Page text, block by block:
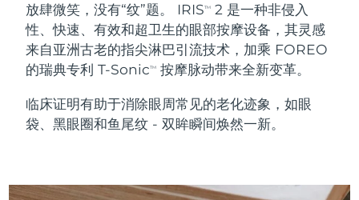
放肆微笑，没有“纹”题。 IRISTM
2 是一种非侵入
性、快速、有效和超卫生的眼部按摩设备，其灵感
来自亚洲古老的指尖淋巴引流技术，加乘 FOREO
的瑞典专利 T-SonicTM 按摩脉动带来全新变革。
临床证明有助于消除眼周常见的老化迹象，如眼
袋、黑眼圈和鱼尾纹 - 双眸瞬间焕然一新。
面部清洁
LUNA™ 4 套装
Anti-aging massage
紧致提拉
BEAR™ 2 套装
Microcurrent toning
补水保湿 口腔护理
比利时 预计送达日期8/9/26
百慕大 预计送达日期8/15/26
波斯尼亚和黑塞哥维那 预计送达日期8/12/26
保加利亚 预计送达日期8/9/26